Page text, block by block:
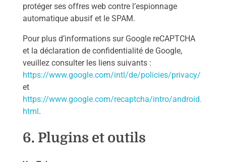
protéger ses offres web contre l’espionnage
automatique abusif et le SPAM.
Pour plus d’informations sur Google reCAPTCHA
et la déclaration de confidentialité de Google,
veuillez consulter les liens suivants :
https://www.google.com/intl/de/policies/privacy/
et
https://www.google.com/recaptcha/intro/android.
html .
6. Plugins et outils